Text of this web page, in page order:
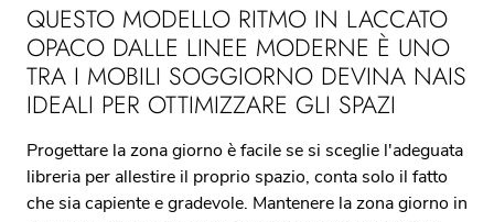
QUESTO MODELLO RITMO IN LACCATO
OPACO DALLE LINEE MODERNE È UNO
TRA I MOBILI SOGGIORNO DEVINA NAIS
IDEALI PER OTTIMIZZARE GLI SPAZI
Progettare la zona giorno è facile se si sceglie l'adeguata
libreria per allestire il proprio spazio, conta solo il fatto
che sia capiente e gradevole. Mantenere la zona giorno in